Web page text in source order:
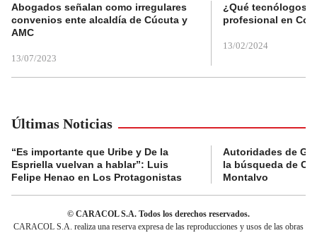
Abogados señalan como irregulares
convenios ente alcaldía de Cúcuta y
AMC
13/07/2023
¿Qué tecnólogos
profesional en
13/02/2024
Últimas Noticias
“Es importante que Uribe y De la
Espriella vuelvan a hablar”: Luis
Felipe Henao en Los Protagonistas
Autoridades de
la búsqueda de
Montalvo
© CARACOL S.A. Todos los derechos reservados.
CARACOL S.A. realiza una reserva expresa de las reproducciones y usos de las obras